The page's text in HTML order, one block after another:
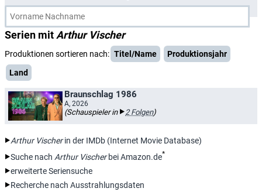
Serien mit Arthur Vischer
Produktionen sortieren nach: Titel/Name
Produktionsjahr
Land
Braunschlag 1986
A, 2026
(Schauspieler in 2 Folgen)
Arthur Vischerin der IMDb (Internet Movie Database)
Suche nach Arthur Vischerbei Amazon.de*
erweiterte Seriensuche
Recherche nach Ausstrahlungsdaten